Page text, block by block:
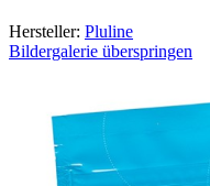
Hersteller: Pluline
Bildergalerie überspringen